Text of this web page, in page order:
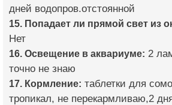
дней водопров.отстоянной
15. Попадает ли прямой свет из
Нет
16. Освещение в аквариуме: 2
точно не знаю
17. Кормление: таблетки для
тропикал, не перекармливаю,2